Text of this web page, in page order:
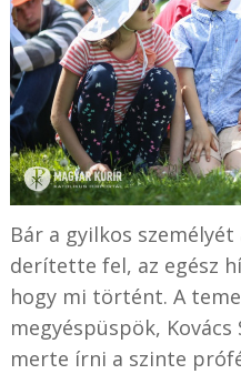
Bár a gyilkos
derítette fel, az egész
hogy mi történt. A
megyéspüspök,
merte írni a szinte